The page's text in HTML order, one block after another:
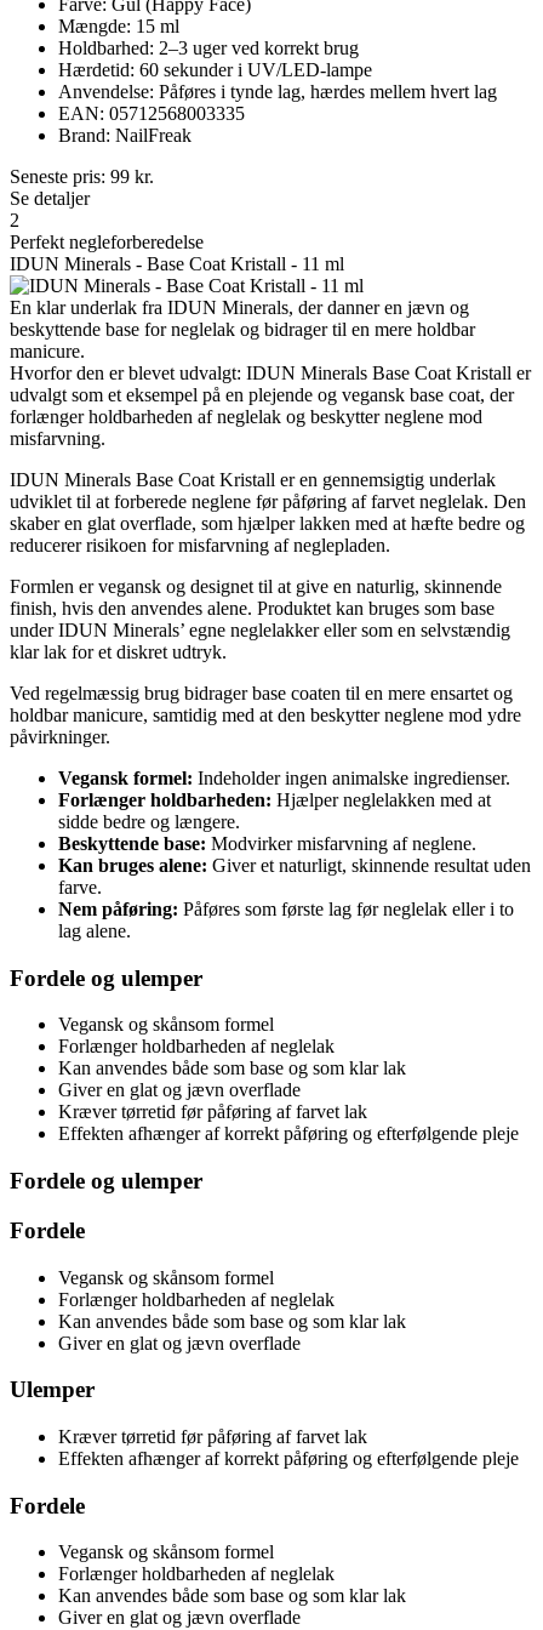
Farve: Gul (Happy Face)
Mængde: 15 ml
Holdbarhed: 2–3 uger ved korrekt brug
Hærdetid: 60 sekunder i UV/LED-lampe
Anvendelse: Påføres i tynde lag, hærdes mellem hvert lag
EAN: 05712568003335
Brand: NailFreak
Seneste pris: 99 kr.
Se detaljer
2
Perfekt negleforberedelse
IDUN Minerals - Base Coat Kristall - 11 ml
En klar underlak fra IDUN Minerals, der danner en jævn og
beskyttende base for neglelak og bidrager til en mere holdbar
manicure.
Hvorfor den er blevet udvalgt: IDUN Minerals Base Coat Kristall er
udvalgt som et eksempel på en plejende og vegansk base coat, der
forlænger holdbarheden af neglelak og beskytter neglene mod
misfarvning.
IDUN Minerals Base Coat Kristall er en gennemsigtig underlak
udviklet til at forberede neglene før påføring af farvet neglelak. Den
skaber en glat overflade, som hjælper lakken med at hæfte bedre og
reducerer risikoen for misfarvning af neglepladen.
Formlen er vegansk og designet til at give en naturlig, skinnende
finish, hvis den anvendes alene. Produktet kan bruges som base
under IDUN Minerals’ egne neglelakker eller som en selvstændig
klar lak for et diskret udtryk.
Ved regelmæssig brug bidrager base coaten til en mere ensartet og
holdbar manicure, samtidig med at den beskytter neglene mod ydre
påvirkninger.
Vegansk formel: Indeholder ingen animalske ingredienser.
Forlænger holdbarheden: Hjælper neglelakken med at
sidde bedre og længere.
Beskyttende base: Modvirker misfarvning af neglene.
Kan bruges alene: Giver et naturligt, skinnende resultat uden
farve.
Nem påføring: Påføres som første lag før neglelak eller i to
lag alene.
Fordele og ulemper
Vegansk og skånsom formel
Forlænger holdbarheden af neglelak
Kan anvendes både som base og som klar lak
Giver en glat og jævn overflade
Kræver tørretid før påføring af farvet lak
Effekten afhænger af korrekt påføring og efterfølgende pleje
Fordele og ulemper
Fordele
Vegansk og skånsom formel
Forlænger holdbarheden af neglelak
Kan anvendes både som base og som klar lak
Giver en glat og jævn overflade
Ulemper
Kræver tørretid før påføring af farvet lak
Effekten afhænger af korrekt påføring og efterfølgende pleje
Fordele
Vegansk og skånsom formel
Forlænger holdbarheden af neglelak
Kan anvendes både som base og som klar lak
Giver en glat og jævn overflade